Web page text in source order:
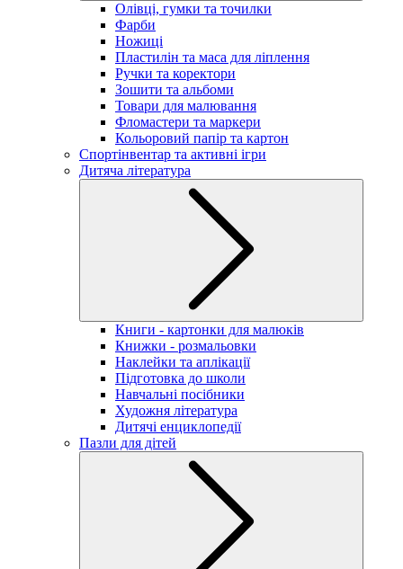
Олівці, гумки та точилки
Фарби
Ножиці
Пластилін та маса для ліплення
Ручки та коректори
Зошити та альбоми
Товари для малювання
Фломастери та маркери
Кольоровий папір та картон
Спортінвентар та активні ігри
Дитяча література
Книги - картонки для малюків
Книжки - розмальовки
Наклейки та аплікації
Підготовка до школи
Навчальні посібники
Художня література
Дитячі енциклопедії
Пазли для дітей